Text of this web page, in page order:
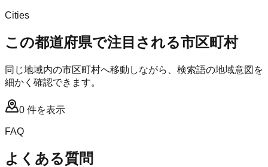
Cities
この都道府県で注目される市区町村
同じ地域内の市区町村へ移動しながら、検索語の地域意図を
細かく確認できます。
0 件を表示
FAQ
よくある質問